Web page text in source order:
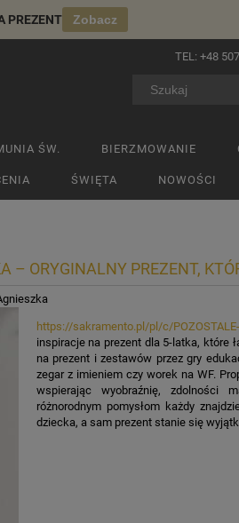
PREZENT Zobacz
TEL: +48
ŚW. BIERZMOWANIE
ŚWIĘTA NOWOŚCI
– ORYGINALNY PREZENT,
https://sakramento.pl/pl/c/
inspiracje na prezent dla 5-latka, które
na prezent i zestawów przez gry
zegar z imieniem czy worek na WF.
wspierając wyobraźnię, zdolności
różnorodnym pomysłom każdy
dziecka, a sam prezent stanie się